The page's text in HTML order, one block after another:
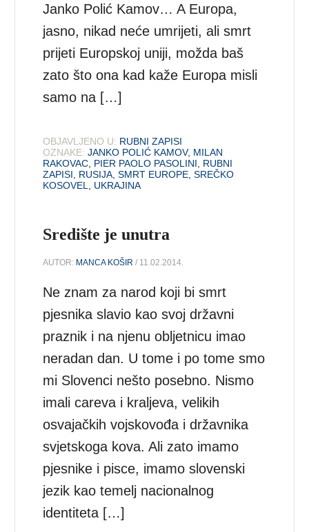
Janko Polić Kamov… A Europa,
jasno, nikad neće umrijeti, ali smrt
prijeti Europskoj uniji, možda baš
zato što ona kad kaže Europa misli
samo na […]
OBJAVLJENO U: RUBNI ZAPISI
OZNAKE: JANKO POLIĆ KAMOV, MILAN
RAKOVAC PIER PAOLO PASOLINI
RUBNI
ZAPISI
RUSIJA ,SMRT EUROPE ,SREČKO
KOSOVEL
UKRAJINA
Središte je unutra
AUTOR: MANCA KOŠIR / 11.02.2014.
Ne znam za narod koji bi smrt
pjesnika slavio kao svoj državni
praznik i na njenu obljetnicu imao
neradan dan. U tome i po tome smo
mi Slovenci nešto posebno. Nismo
imali careva i kraljeva, velikih
osvajačkih vojskovođa i državnika
svjetskoga kova. Ali zato imamo
pjesnike i pisce, imamo slovenski
jezik kao temelj nacionalnog
identiteta […]